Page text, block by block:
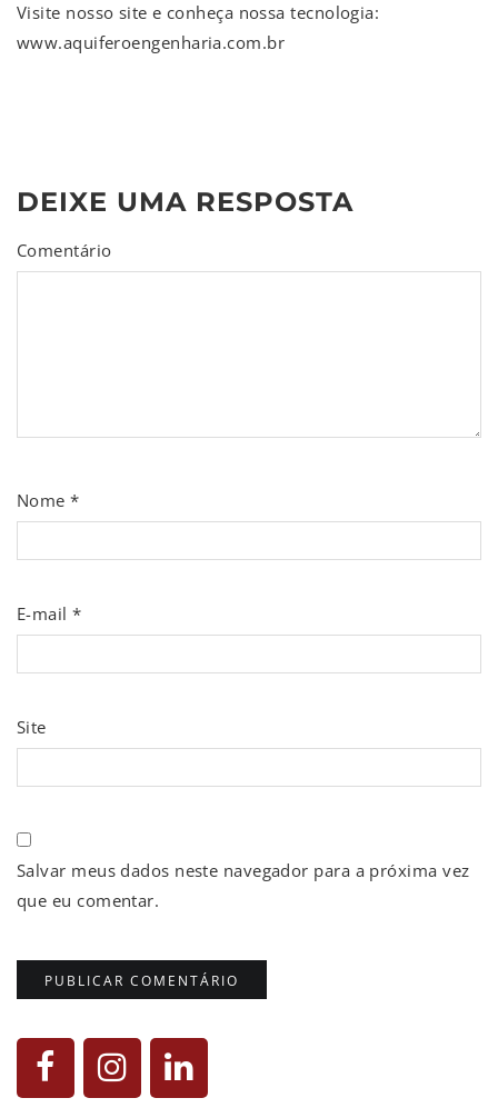
Visite nosso site e conheça nossa tecnologia:
www.aquiferoengenharia.com.br
DEIXE UMA RESPOSTA
Comentário
Nome*
E-mail*
Site
Salvar meus dados neste navegador para a próxima vez
que eu comentar.